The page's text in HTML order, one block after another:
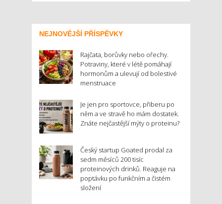
NEJNOVĚJŠÍ PŘÍSPĚVKY
Rajčata, borůvky nebo ořechy.
Potraviny, které v létě pomáhají
hormonům a ulevují od bolestivé
menstruace
Je jen pro sportovce, přiberu po
něm a ve stravě ho mám dostatek.
Znáte nejčastější mýty o proteinu?
Český startup Goated prodal za
sedm měsíců 200 tisíc
proteinových drinků. Reaguje na
poptávku po funkčním a čistém
složení